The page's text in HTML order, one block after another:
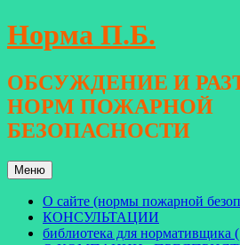
Перейти
к
Норма П.Б.
ОБСУЖДЕНИЕ И
НОРМ ПОЖАРНОЙ
БЕЗОПАСНОСТИ
Меню
О сайте (нормы пожарной
КОНСУЛЬТАЦИИ
библиотека для нормативщика